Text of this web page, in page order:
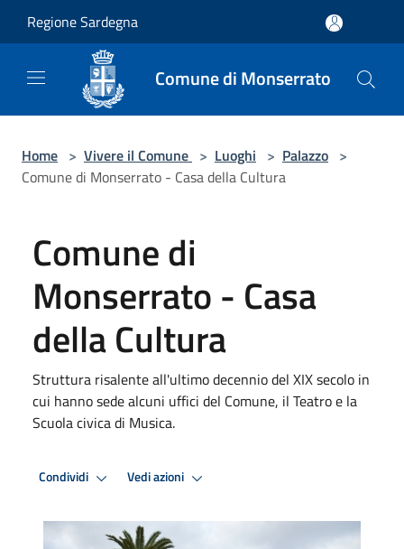
Regione Sardegna
Comune di Monserrato
Home > Vivere il Comune > Luoghi > Palazzo >
Comune di Monserrato - Casa della Cultura
Comune di
Monserrato - Casa
della Cultura
Struttura risalente all'ultimo decennio del XIX secolo in
cui hanno sede alcuni uffici del Comune, il Teatro e la
Scuola civica di Musica.
Condividi Vedi azioni